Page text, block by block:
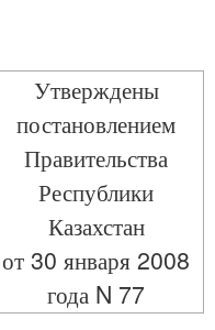
Утверждены
постановлением
Правительства
Республики
Казахстан
от 30 января 2008
года N 77